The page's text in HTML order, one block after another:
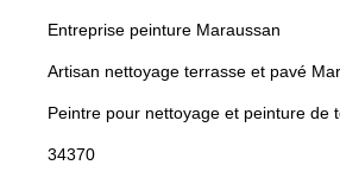
Entreprise peinture Maraussan
Artisan nettoyage terrasse et pavé
Peintre pour nettoyage et peinture de
34370